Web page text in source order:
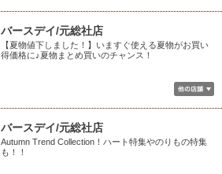
バースデイ/元総社店
【夏物値下しました！】いますぐ使える夏物がお買い
得価格に♪夏物まとめ買いのチャンス！
バースデイ/元総社店
Autumn Trend Collection！ハート特集やのりもの特集
も！！